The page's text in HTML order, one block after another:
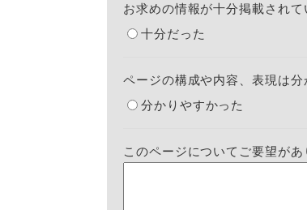
お求めの情報が十分掲載されて
十分だった
ページの構成や内容、表現は分
分かりやすかった
このページについてご要望が